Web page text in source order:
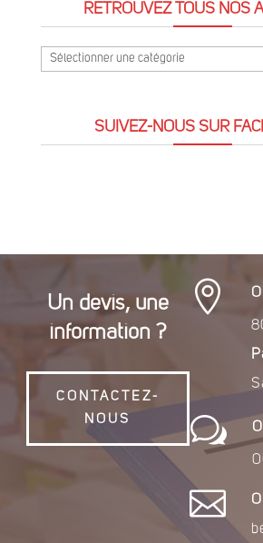
RETROUVEZ TOUS NOS
Retrouvez
articles
SUIVEZ-NOUS SUR
Un devis, une
information ?
CONTACTEZ-
NOUS

w
